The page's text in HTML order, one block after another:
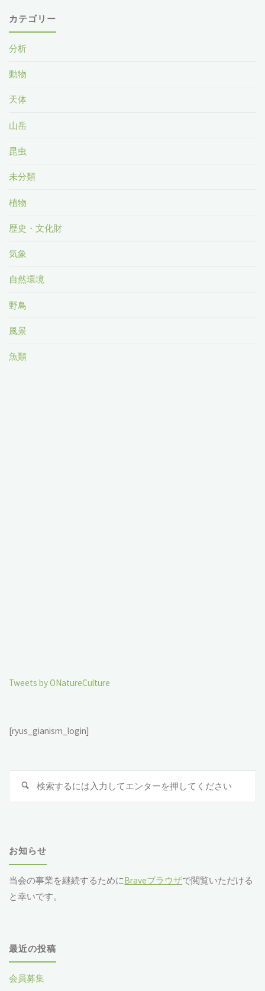
カテゴリー
分析
動物
天体
山岳
昆虫
未分類
植物
歴史・文化財
気象
自然環境
野鳥
風景
魚類
Tweets by ONatureCulture
[ryus_gianism_login]
お知らせ
当会の事業を継続するためにBraveブラウザで閲覧いただける
と幸いです。
最近の投稿
会員募集